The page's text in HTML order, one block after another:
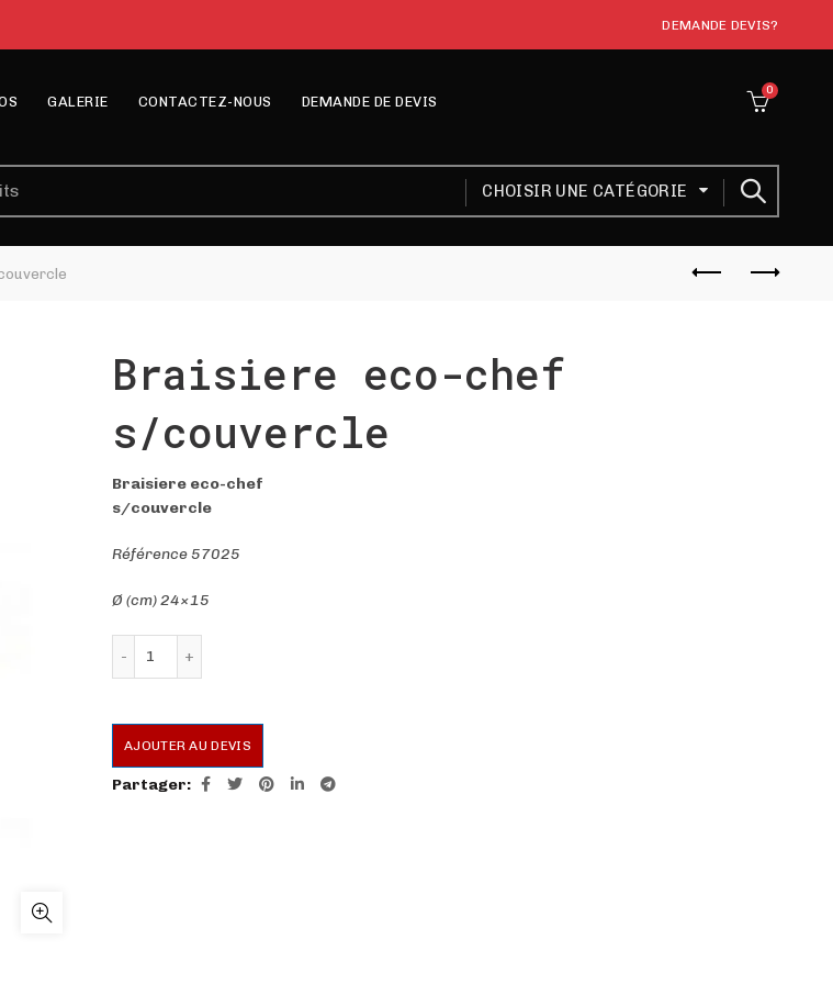
DEMANDE DEVIS?
GALERIE CONTACTEZ-NOUS DEMANDE DE DEVIS
0
CHOISIR UNE CATÉGORIE
Braisiere eco-chef
s/couvercle
Braisiere eco-chef
s/couvercle
Référence 57025
Ø (cm) 24×15
AJOUTER AU DEVIS
Partager